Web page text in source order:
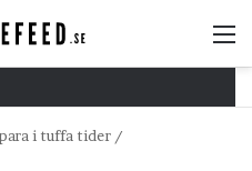
i tuffa tider /